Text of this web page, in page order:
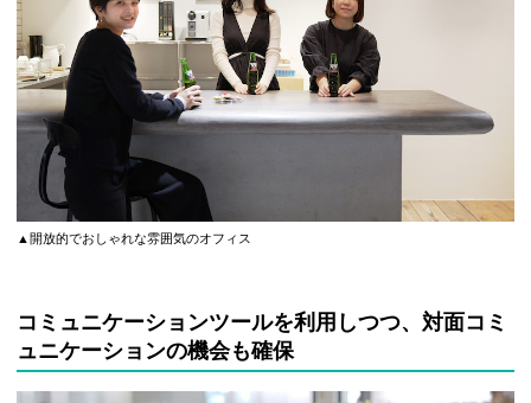
▲開放的でおしゃれな雰囲気のオフィス
コミュニケーションツールを利用しつつ、対面コミ
ュニケーションの機会も確保